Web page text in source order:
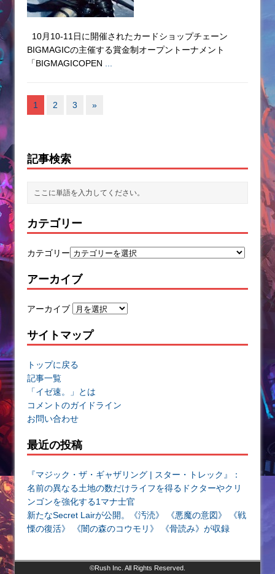
10月10-11日に開催されたカードショップチェーン
BIGMAGICの主催する賞金制オープントーナメント
「BIGMAGICOPEN
1 2 3 »
記事検索
カテゴリー
カテゴリー
アーカイブ
アーカイブ
サイトマップ
トップに戻る
記事一覧
「イゼ速。」とは
コメントのガイドライン
お問い合わせ
最近の投稿
『マジック・ザ・ギャザリング | スター・トレック』：
名前の異なる土地の数だけライフを得るドクターやクリ
ンゴンを強化する1マナ士官
新たなSecret Lairが公開。《汚涜》 《悪魔の意図》 《戦
慄の復活》 《闇の森のコウモリ》 《骨読み》が収録
©Rush Inc. All Rights Reserved.